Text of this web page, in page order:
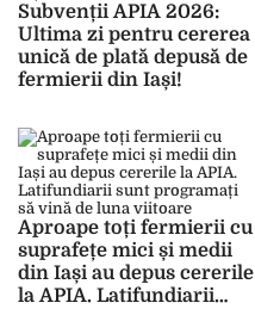
Subvenții APIA 2026:
Ultima zi pentru cererea
unică de plată depusă de
fermierii din Iași!
Aproape toți fermierii cu
suprafețe mici și medii
din Iași au depus cererile
la APIA. Latifundiarii